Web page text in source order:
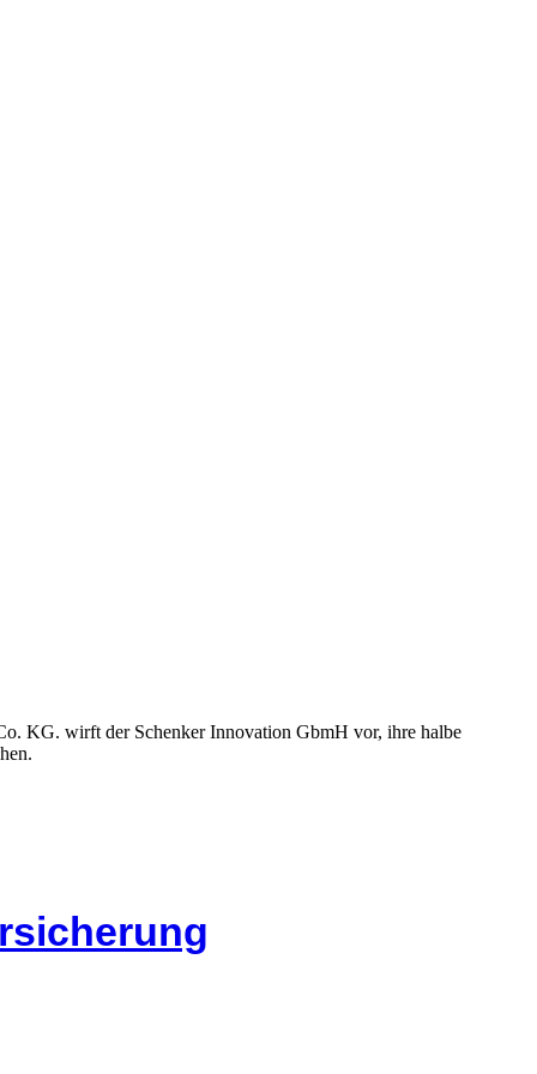
KG. wirft der Schenker Innovation GbmH vor, ihre halbe